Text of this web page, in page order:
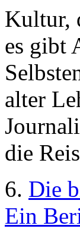
Kultur,
es gibt
alter
die
6. Die
Ein